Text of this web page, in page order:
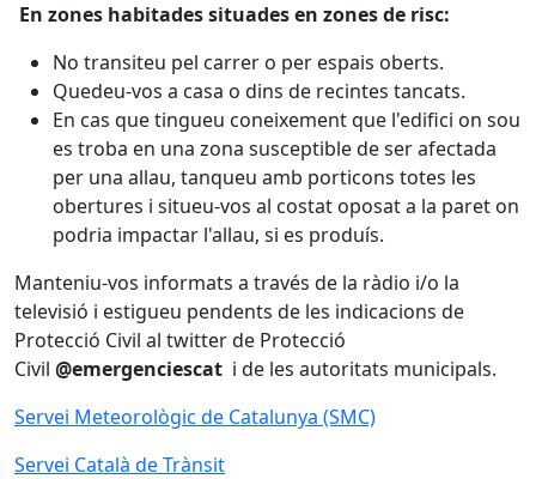
En zones habitades situades en zones de risc:
No transiteu pel carrer o per espais oberts.
Quedeu-vos a casa o dins de recintes tancats.
En cas que tingueu coneixement que l'edifici on sou
es troba en una zona susceptible de ser afectada
per una allau, tanqueu amb porticons totes les
obertures i situeu-vos al costat oposat a la paret on
podria impactar l'allau, si es produís.
Manteniu-vos informats a través de la ràdio i/o la
televisió i estigueu pendents de les indicacions de
Protecció Civil al twitter de Protecció
Civil @emergenciescat i de les autoritats municipals.
Servei Meteorològic de Catalunya (SMC)
Servei Català de Trànsit